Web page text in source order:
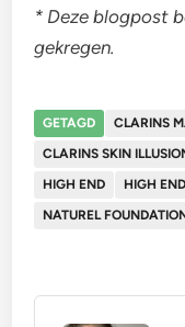
* Deze blogpost
gekregen.
GETAGD
CLARINS
CLARINS SKIN
HIGH END
HIGH
NATUREL